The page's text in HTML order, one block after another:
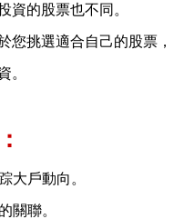
資的股票也不同。
您挑選適合自己的股票，
。
大戶動向。
關聯。